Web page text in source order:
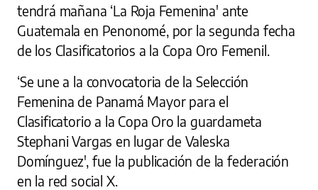
tendrá mañana ‘La Roja Femenina' ante
Guatemala en Penonomé, por la segunda fecha
de los Clasificatorios a la Copa Oro Femenil.
‘Se une a la convocatoria de la Selección
Femenina de Panamá Mayor para el
Clasificatorio a la Copa Oro la guardameta
Stephani Vargas en lugar de Valeska
Domínguez', fue la publicación de la federación
en la red social X.